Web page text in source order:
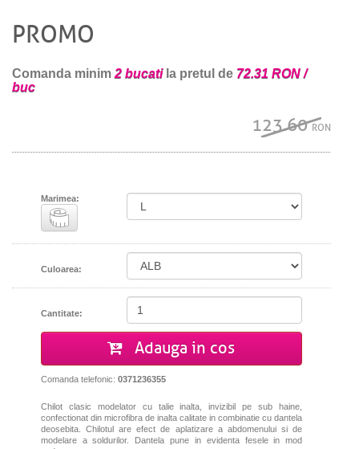
PROMO
Comanda minim 2 bucatila pretul de 72.31 RON /
buc
123.60RON
Marimea:
Culoarea:
Cantitate:
Adauga in cos
Comanda telefonic: 0371236355
Chilot clasic modelator cu talie inalta, invizibil pe sub haine,
confectionat din microfibra de inalta calitate in combinatie cu dantela
deosebita. Chilotul are efect de aplatizare a abdomenului si de
modelare a soldurilor. Dantela pune in evidenta fesele in mod